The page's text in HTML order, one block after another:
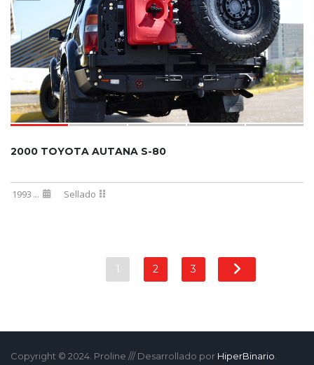
2000 TOYOTA AUTANA S-80
1993 ... Sellado
1 2 3
Copyright © 2024. Proline /// Desarrollado por HiperBinario